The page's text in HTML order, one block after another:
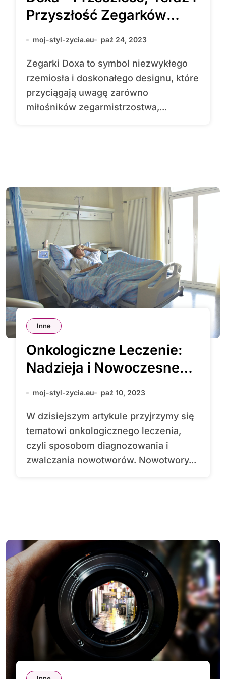
Przyszłość Zegarków
Doskonałości
moj-styl-zycia.eu paź 24, 2023
Zegarki Doxa to symbol niezwykłego
rzemiosła i doskonałego designu, które
przyciągają uwagę zarówno
miłośników zegarmistrzostwa,...
Inne
Onkologiczne Leczenie:
Nadzieja i Nowoczesne
Metody Walki z
moj-styl-zycia.eu paź 10, 2023
W dzisiejszym artykule przyjrzymy się
tematowi onkologicznego leczenia,
czyli sposobom diagnozowania i
zwalczania nowotworów. Nowotwory...